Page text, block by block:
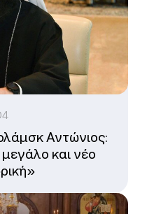
Αντώνιος:
και νέο